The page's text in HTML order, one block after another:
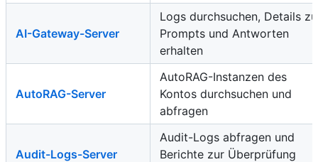
AI-Gateway-Server
Logs durchsuchen, Details zu
Prompts und Antworten
erhalten
AutoRAG-Server
AutoRAG-Instanzen des
Kontos durchsuchen und
abfragen
Audit-Logs-Server
Audit-Logs abfragen und
Berichte zur Überprüfung